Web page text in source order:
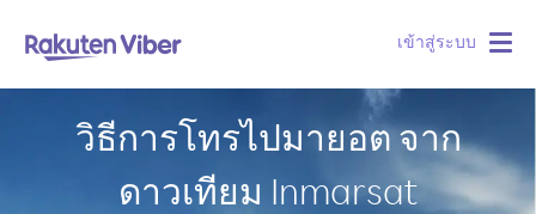
เข้าสู่ระบบ
วิธีการโทรไปมายอต จาก
ดาวเทียม Inmarsat